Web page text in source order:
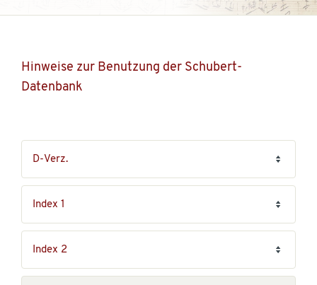
Hinweise zur Benutzung der Schubert-
Datenbank